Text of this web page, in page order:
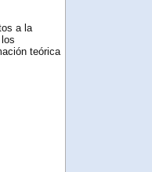
a la
teórica